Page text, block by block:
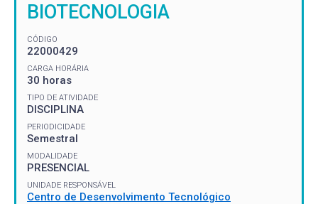
BIOTECNOLOGIA
CÓDIGO
22000429
CARGA HORÁRIA
30 horas
TIPO DE ATIVIDADE
DISCIPLINA
PERIODICIDADE
Semestral
MODALIDADE
PRESENCIAL
UNIDADE RESPONSÁVEL
Centro de Desenvolvimento Tecnológico